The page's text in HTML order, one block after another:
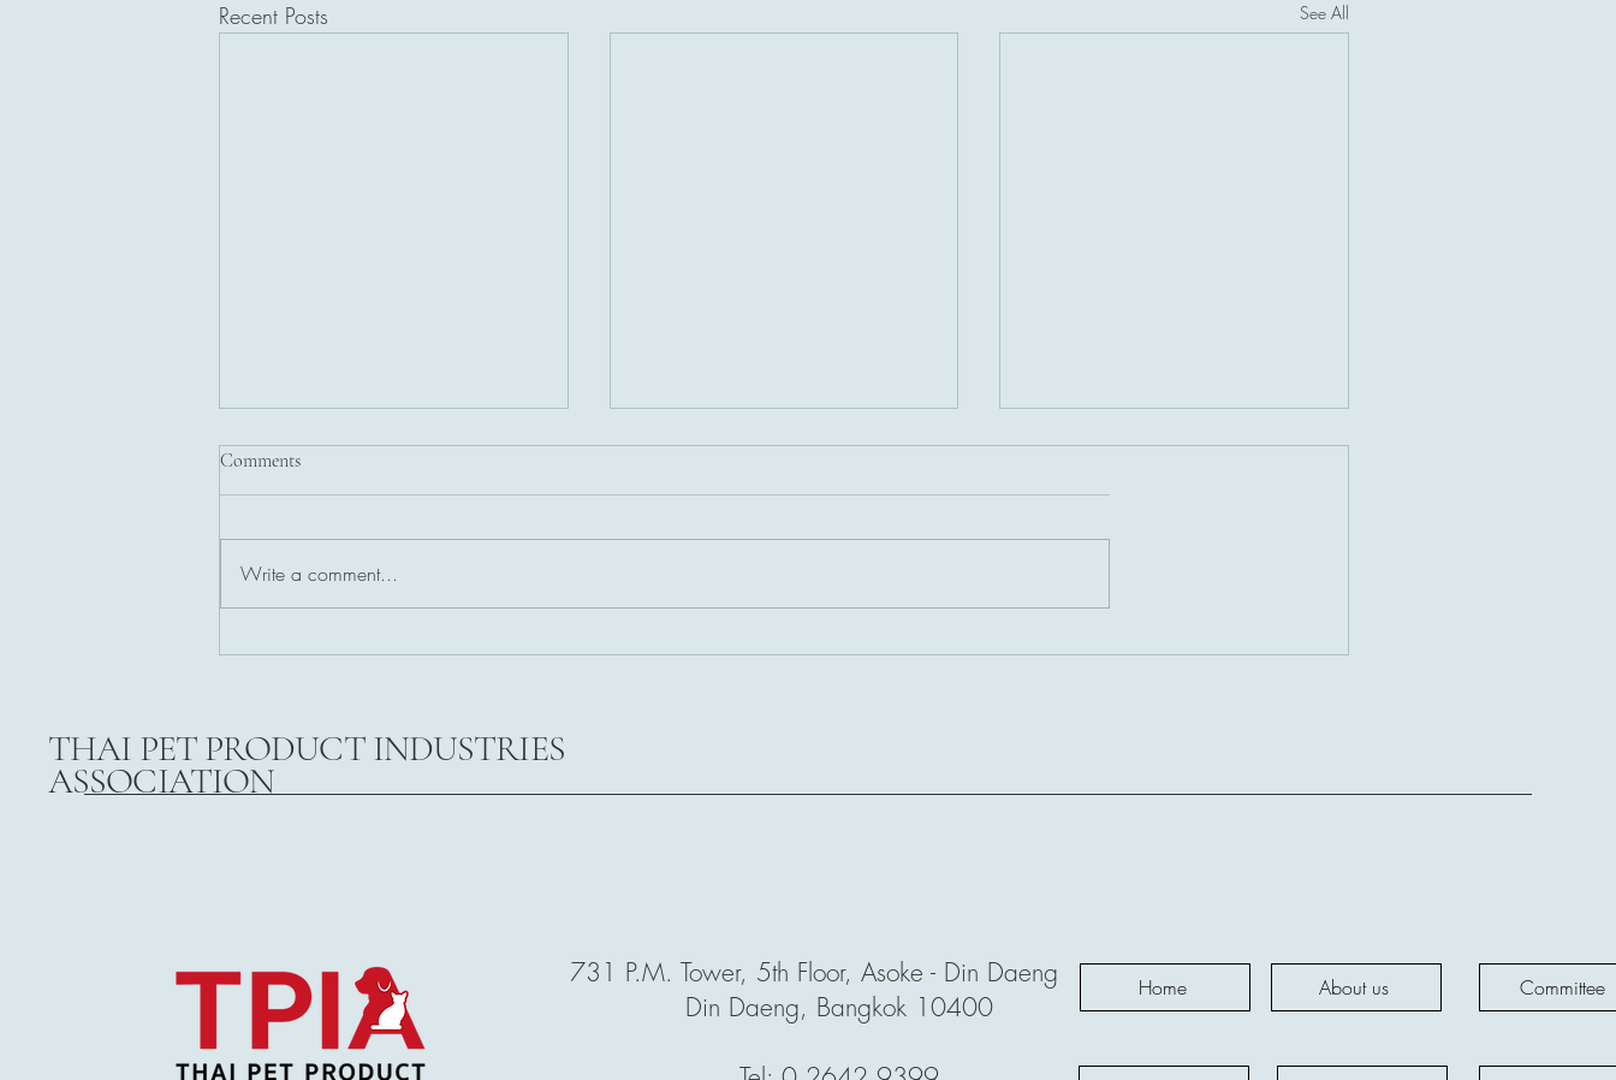
Recent Posts See All
งานเสวนา Pet Business: “Pet
งานเสวนา “เจาะลึกเทรนด์
Comments
Write a comment...
THAI PET PRODUCT INDUSTRIES
ASSOCIATION
731 P.M. Tower, 5th Floor, Asoke - Din Daeng Rd.,
Din Daeng, Bangkok 10400
Home About us Committee